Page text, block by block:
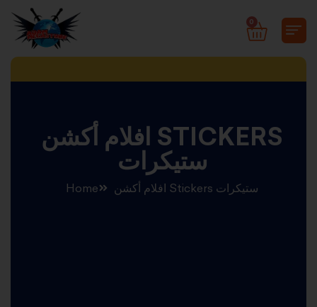
content
0
CART
افلام أكشن STICKERS
ستيكرات
Home افلام أكشن Stickers ستيكرات